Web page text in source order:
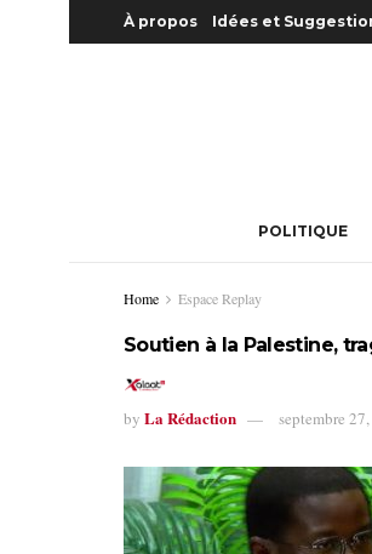
À propos Idées et
POLITIQUE
Home Espace Replay
Soutien à la Palestine,
by La Rédaction septembre